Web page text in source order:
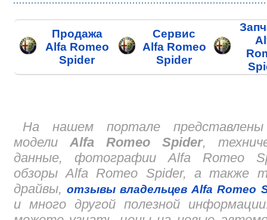
Продажа
Alfa Romeo
Spider
Сервис
Alfa Romeo
Spider
На нашем портале
модели Alfa Romeo Spider,
данные, фотографии Alfa Romeo
обзоры Alfa Romeo Spider, а также
драйвы, отзывы владельцев Alfa Romeo
и много другой полезной